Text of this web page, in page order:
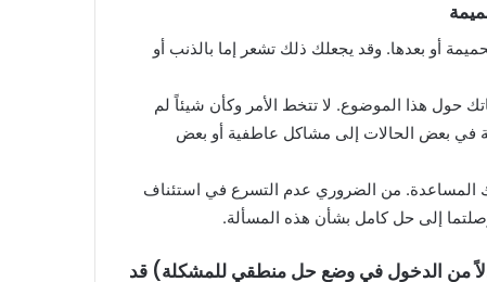
أو بعدها. وقد يجعلك ذلك تشعر إما بالذنب أو
حول هذا الموضوع. لا تتخط الأمر وكأن شيئاً لم
في بعض الحالات إلى مشاكل عاطفية أو بعض
المساعدة. من الضروري عدم التسرع في استئناف
إلى حل كامل بشأن هذه المسألة.
من الدخول في وضع حل منطقي للمشكلة) قد